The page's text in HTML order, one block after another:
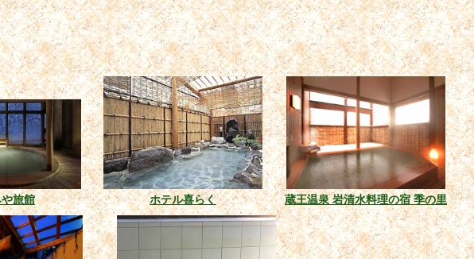
旅館 ホテル喜らく 蔵王温泉 岩清水料理の宿 季の里